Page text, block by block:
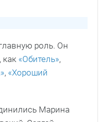
роль. Он
как «Обитель»,
, «Хороший
Марина